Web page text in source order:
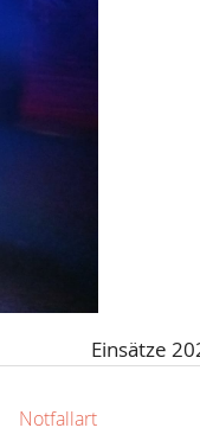
Einsätze
Notfallart